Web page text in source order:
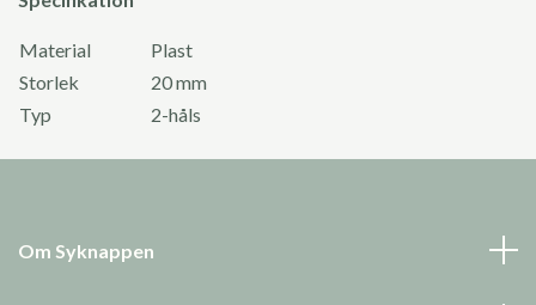
Material
Plast
Storlek
20 mm
Typ
2-håls
Om Syknappen